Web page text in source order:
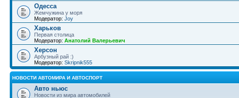
Одесса
Жемчужина у моря
Модератор: Joy
Харьков
Первая столица
Модератор: Анатолий Валерьевич
Херсон
Арбузный рай :)
Модератор: Skripnik555
НОВОСТИ АВТОМИРА И АВТОСПОРТ
Авто ньюс
Новости из мира автомобилей